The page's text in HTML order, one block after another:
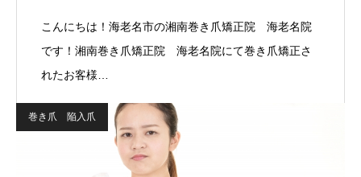
こんにちは！海老名市の湘南巻き爪矯正院 海老名院
です！湘南巻き爪矯正院 海老名院にて巻き爪矯正さ
れたお客様…
巻き爪 陥入爪